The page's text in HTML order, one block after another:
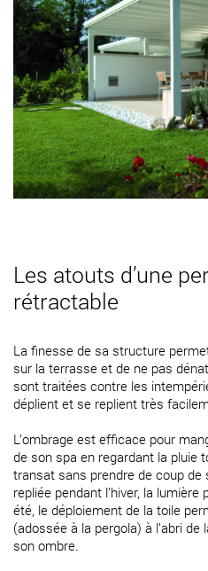
Les atouts d’une
rétractable
La finesse de sa structure
sur la terrasse et de ne pas
sont traitées contre les
déplient et se replient très
L’ombrage est efficace pour
de son spa en regardant la pluie
transat sans prendre de coup de
repliée pendant l’hiver, la
été, le déploiement de la toile
(adossée à la pergola) à l’abri
son ombre.